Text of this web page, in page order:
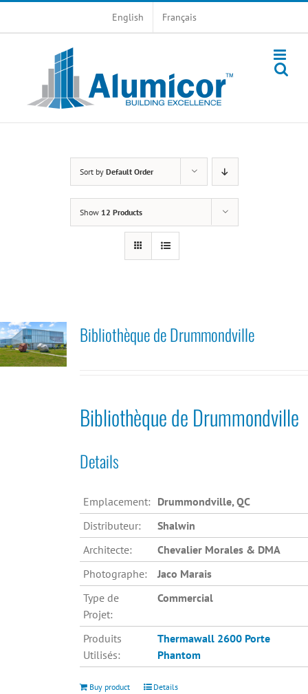
English Français
Sort by Default Order
Show 12 Products
Bibliothèque de Drummondville
Bibliothèque de Drummondville
Details
Emplacement: Drummondville, QC
Distributeur:
Shalwin
Architecte:
Chevalier Morales & DMA
Photographe:
Jaco Marais
Type de
Projet:
Commercial
Produits
Utilisés:
Thermawall 2600 Porte
Phantom
Buy product Details